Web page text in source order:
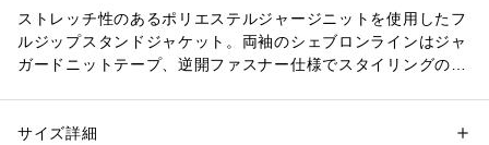
ストレッチ性のあるポリエステルジャージニットを使用したフ
ルジップスタンドジャケット。両袖のシェブロンラインはジャ
ガードニットテープ、逆開ファスナー仕様でスタイリングのポ
配置しました。バックの裾にはヒュンメルのブランドミッショ
性別：レディース
サイズ詳細